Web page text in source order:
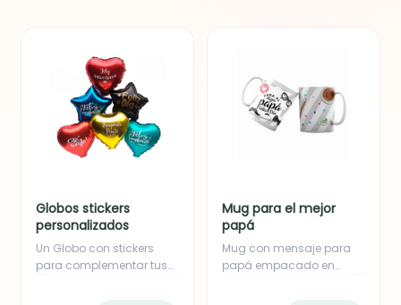
Globos stickers
personalizados
Un Globo con stickers
para complementar tus
Mug para el mejor
papá
Mug con mensaje para
papá empacado en